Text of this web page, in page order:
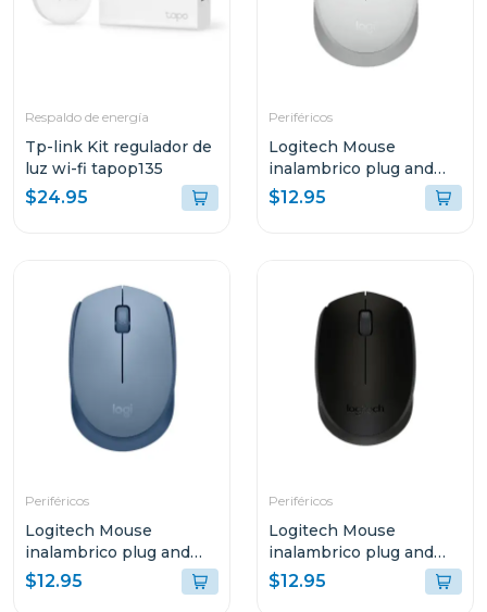
Respaldo de energía
Tp-link Kit regulador de
luz wi-fi tapop135
$24.95
Periféricos
Logitech Mouse
inalambrico plug and
play white m170
$12.95
Periféricos
Logitech Mouse
inalambrico plug and
play gris azulado m170
$12.95
Periféricos
Logitech Mouse
inalambrico plug and
play negro m170
$12.95